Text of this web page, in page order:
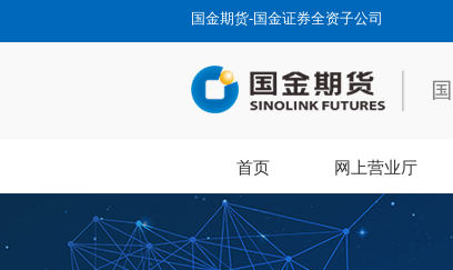
国金期货-国金证券全资子公司
首页 网上营业厅